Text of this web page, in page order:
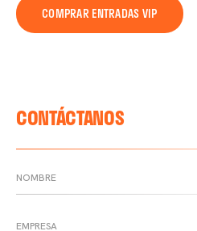
COMPRAR ENTRADAS VIP
CONTÁCTANOS